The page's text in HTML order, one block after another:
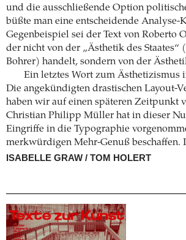
und die ausschließende Option
büßte man eine entscheidende Analyse-
Gegenbeispiel sei der Text von Roberto
der nicht von der „Ästhetik des Staates“
Bohrer) handelt, sondern von der
Ein letztes Wort zum Ästhetizismus
Die angekündigten drastischen Layout-
haben wir auf einen späteren Zeitpunkt
Christian Philipp Müller hat in dieser
Eingriffe in die Typographie
merkwürdigen Mehr-Genuß beschaffen.
ISABELLE GRAW / TOM HOLERT